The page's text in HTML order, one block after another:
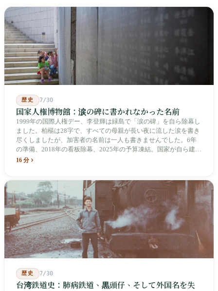
歴史 7/30
国家人権博物館：涙の碑に書かれなかった名前
1999年の国際人権デー、李登輝は緑島で「涙の碑」を自ら除幕し
ました。柏楊は28字で、すべての母親が長い夜に流した涙を書き
尽くしましたが、加害者の名前は一人も書きませんでした。6年
の準備、2018年の看板除幕、2025年の予算凍結。国家が自ら建
て、自らが行ったことを記念する博物館です。しかし解厳から39
16 分
歴史 7/30
台湾鉄道史：肺病鉄道、黒頭仔、そして外国名を失